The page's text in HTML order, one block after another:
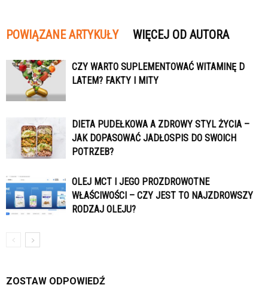
POWIĄZANE ARTYKUŁY WIĘCEJ OD AUTORA
CZY WARTO SUPLEMENTOWAĆ WITAMINĘ D
LATEM? FAKTY I MITY
DIETA PUDEŁKOWA A ZDROWY STYL ŻYCIA –
JAK DOPASOWAĆ JADŁOSPIS DO SWOICH
POTRZEB?
OLEJ MCT I JEGO PROZDROWOTNE
WŁAŚCIWOŚCI – CZY JEST TO NAJZDROWSZY
RODZAJ OLEJU?
ZOSTAW ODPOWIEDŹ